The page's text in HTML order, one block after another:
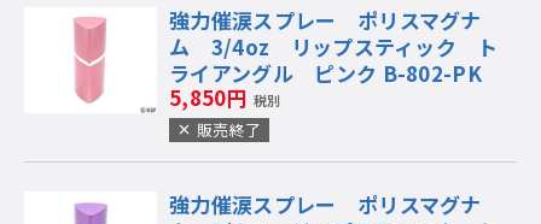
強力催涙スプレー ポリスマグナ
ム 3/4oz リップスティック ト
ライアングル ピンク B-802-PK
5,850円 税別
販売終了
強力催涙スプレー ポリスマグナ